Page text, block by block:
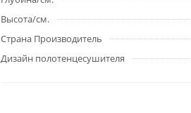
Высота/см.
Страна Производитель
Дизайн полотенцесушителя